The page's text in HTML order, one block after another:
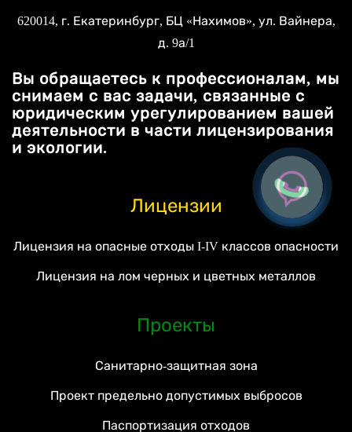
620014, г. Екатеринбург, БЦ «Нахимов», ул. Вайнера,
д. 9а/1
Вы обращаетесь к профессионалам, мы
снимаем с вас задачи, связанные с
юридическим урегулированием вашей
деятельности в части лицензирования
и экологии.
Лицензии
Лицензия на опасные отходы I-IV классов опасности
Лицензия на лом черных и цветных металлов
Проекты
Санитарно-защитная зона
Проект предельно допустимых выбросов
Паспортизация отходов